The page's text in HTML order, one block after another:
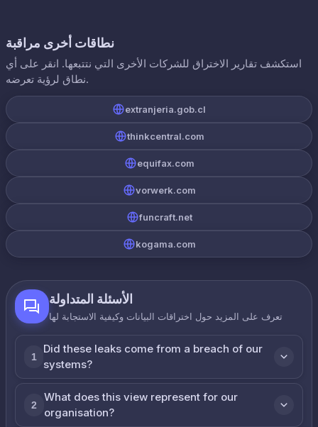
نطاقات أخرى مراقبة
استكشف تقارير الاختراق للشركات الأخرى التي نتتبعها. انقر على أي
نطاق لرؤية تعرضه.
extranjeria.gob.cl
thinkcentral.com
equifax.com
vorwerk.com
funcraft.net
kogama.com
الأسئلة المتداولة
تعرف على المزيد حول اختراقات البيانات وكيفية الاستجابة لها
1
Did these leaks come from a breach of our
systems?
2
What does this view represent for our
organisation?